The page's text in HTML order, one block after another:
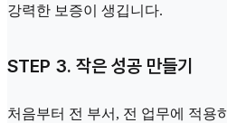
강력한 보증이 생깁니다.
STEP 3. 작은 성공 만들기
처음부터 전 부서, 전 업무에 적용